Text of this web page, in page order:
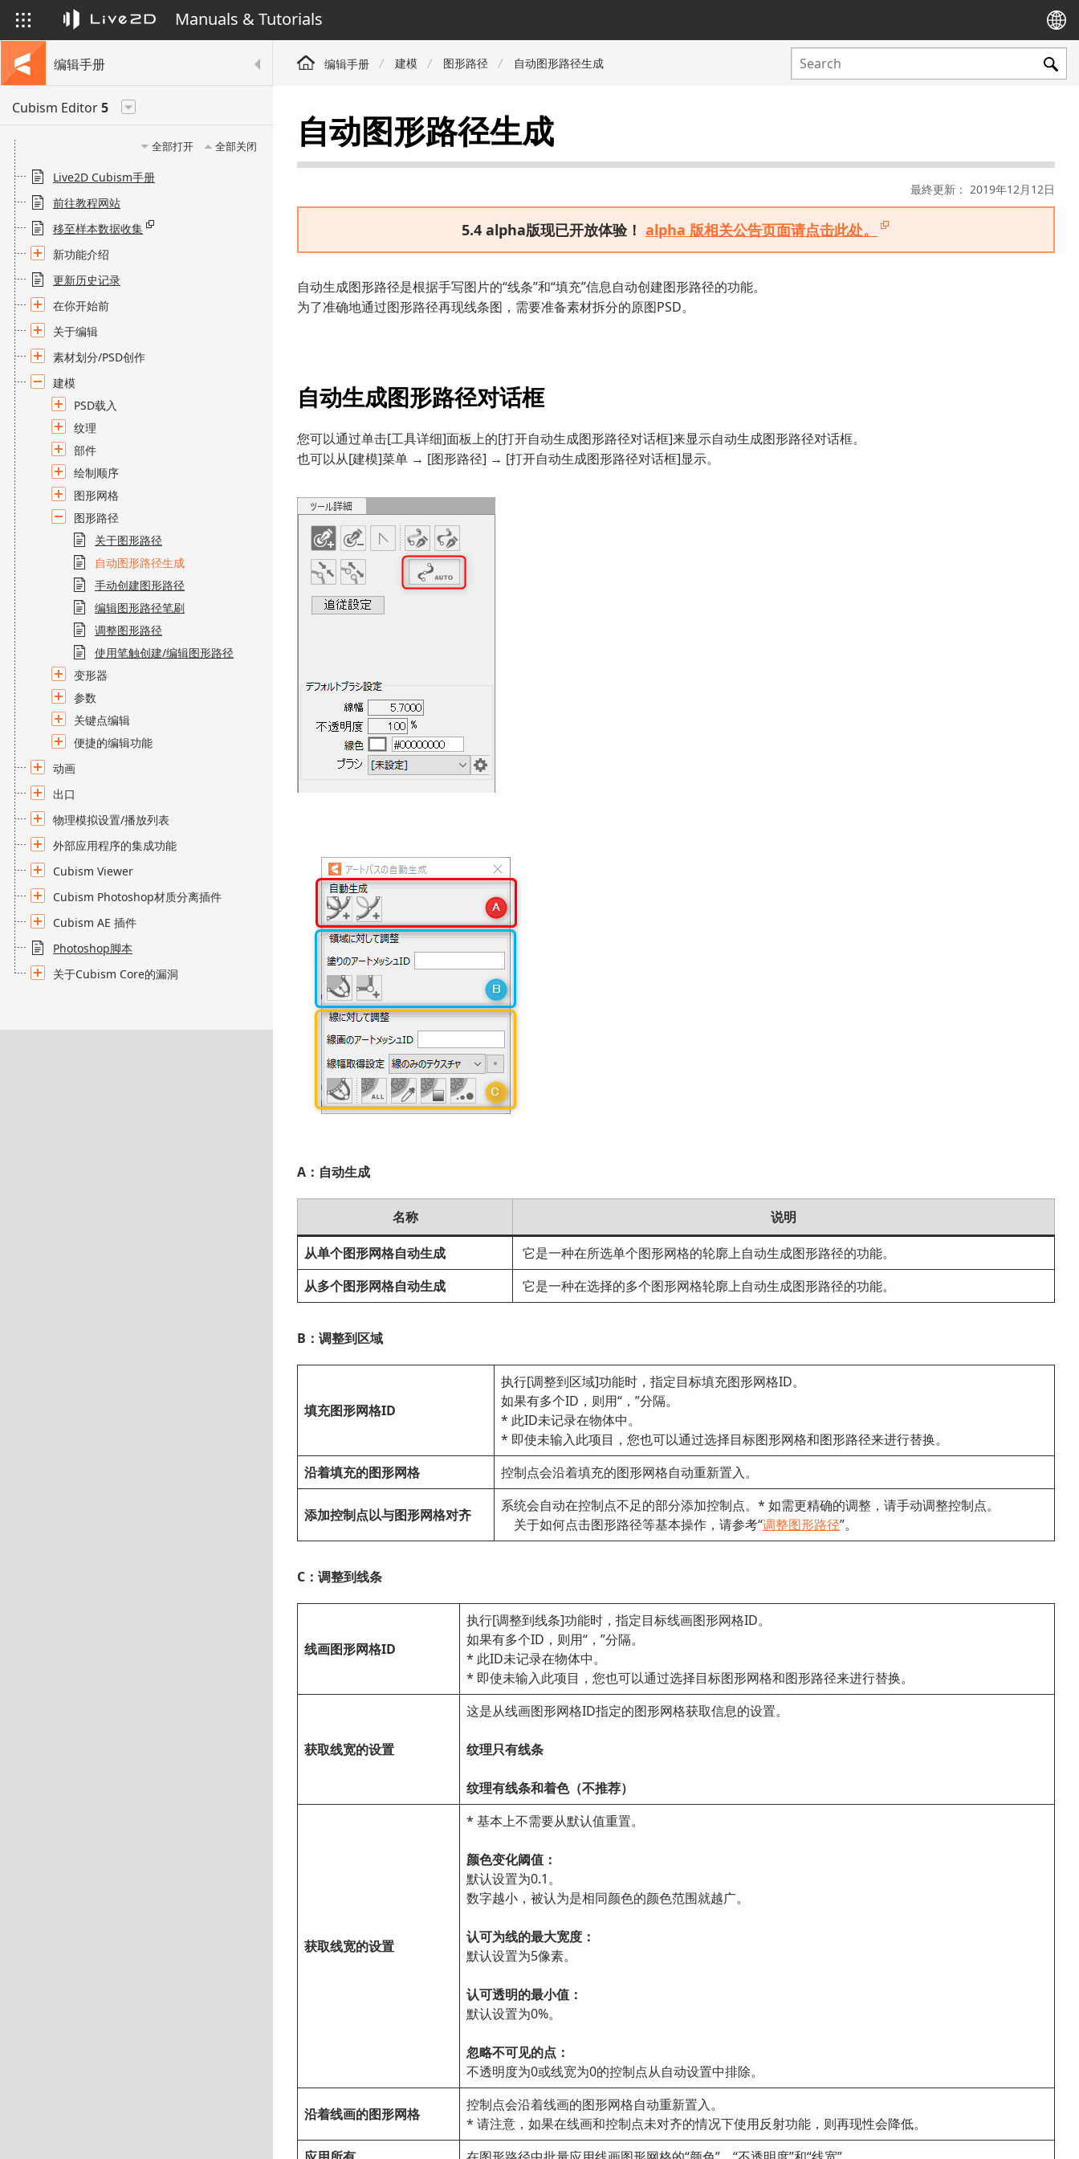
Manuals & Tutorials
编辑手册
Cubism Editor5
全部打开 全部关闭
Live2D Cubism手册
前往教程网站
移至样本数据收集
新功能介绍
更新历史记录
在你开始前
关于编辑
素材划分/PSD创作
建模
PSD载入
纹理
部件
绘制顺序
图形网格
图形路径
关于图形路径
自动图形路径生成
手动创建图形路径
编辑图形路径笔刷
调整图形路径
使用笔触创建/编辑图形路径
变形器
参数
关键点编辑
便捷的编辑功能
动画
出口
物理模拟设置/播放列表
外部应用程序的集成功能
Cubism Viewer
Cubism Photoshop材质分离插件
Cubism AE 插件
Photoshop脚本
关于Cubism Core的漏洞
编辑手册 建模 图形路径 自动图形路径生成
自动图形路径生成
最終更新： 2019年12月12日
5.4 alpha版现已开放体验！ alpha 版相关公告页面请点击此处。
自动生成图形路径是根据手写图片的“线条”和“填充”信息自动创建图形路径的功能。
为了准确地通过图形路径再现线条图，需要准备素材拆分的原图PSD。
自动生成图形路径对话框
您可以通过单击[工具详细]面板上的[打开自动生成图形路径对话框]来显示自动生成图形路径对话框。
也可以从[建模]菜单 → [图形路径] → [打开自动生成图形路径对话框]显示。
A：自动生成
名称 说明
从单个图形网格自动生成
它是一种在所选单个图形网格的轮廓上自动生成图形路径的功能。
从多个图形网格自动生成
它是一种在选择的多个图形网格轮廓上自动生成图形路径的功能。
B：调整到区域
填充图形网格ID
执行[调整到区域]功能时，指定目标填充图形网格ID。
如果有多个ID，则用“，”分隔。
* 此ID未记录在物体中。
* 即使未输入此项目，您也可以通过选择目标图形网格和图形路径来进行替换。
沿着填充的图形网格
控制点会沿着填充的图形网格自动重新置入。
添加控制点以与图形网格对齐
系统会自动在控制点不足的部分添加控制点。* 如需更精确的调整，请手动调整控制点。
关于如何点击图形路径等基本操作，请参考“调整图形路径”。
C：调整到线条
线画图形网格ID
执行[调整到线条]功能时，指定目标线画图形网格ID。
如果有多个ID，则用“，”分隔。
* 此ID未记录在物体中。
* 即使未输入此项目，您也可以通过选择目标图形网格和图形路径来进行替换。
获取线宽的设置
这是从线画图形网格ID指定的图形网格获取信息的设置。
纹理只有线条
纹理有线条和着色（不推荐）
获取线宽的设置
* 基本上不需要从默认值重置。
颜色变化阈值：
默认设置为0.1。
数字越小，被认为是相同颜色的颜色范围就越广。
认可为线的最大宽度：
默认设置为5像素。
认可透明的最小值：
默认设置为0%。
忽略不可见的点：
不透明度为0或线宽为0的控制点从自动设置中排除。
沿着线画的图形网格
控制点会沿着线画的图形网格自动重新置入。
* 请注意，如果在线画和控制点未对齐的情况下使用反射功能，则再现性会降低。